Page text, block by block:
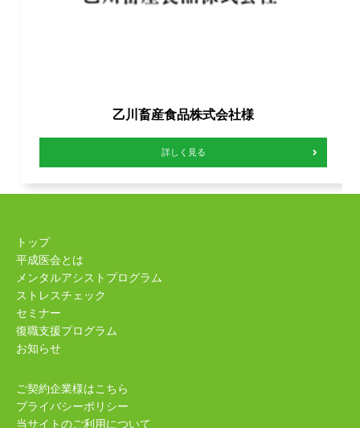
乙川畜産食品株式会社様
詳しく見る
トップ
平成医会とは
メンタルアシストプログラム
ストレスチェック
セミナー
復職支援プログラム
お知らせ
ご契約企業様はこちら
プライバシーポリシー
当サイトのご利用について